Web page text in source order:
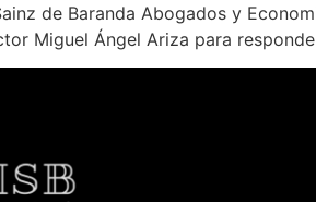
de Baranda Abogados y
Miguel Ángel Ariza para